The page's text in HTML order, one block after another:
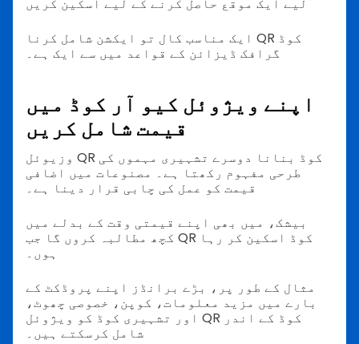
لیے ایک موقع حاصل کرنے کے لیے اسکین کریں"
ایک مناسب کال تو ایکشن شامل کرنا QR کوڈ
گرافک ڈیزائن کے قواعد میں سے ایک ہے۔
اپنے ویژوئل کیو آر کوڈ میں
قیمت شامل کریں
وزیوئل QR کوڈ بنانا دوسرے تشہیری مہموں کی
طرحی مفہوم رکھتا ہے۔ مصنوعات میں اضافی
قیمت کو عمل کی چابی قرار دینا ہے۔
بیشک، میں بھی اپنے قیمتی وقت کے بدلے میں
کچھ مطالبہ کروں گا جب QR کوڈ اسکین کر رہا
ہوں۔
مثال کے طور پر، بڑے برانڈز اپنے پروڈکٹ کے
بارے میں مزید معلومات، کوپن، خصوصی چھوٹ،
اور تشہیری کوڈ کو ویژوئل QR کوڈ کے اندر
شامل کرسکتے ہیں۔